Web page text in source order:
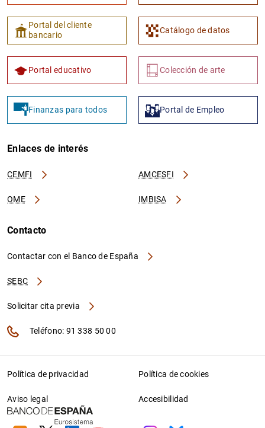
Portal del cliente
bancario
Catálogo de datos
Portal educativo Colección de arte
Finanzas para todos Portal de Empleo
Enlaces de interés
CEMFI AMCESFI
OME IMBISA
Contacto
Contactar con el Banco de España
SEBC
Solicitar cita previa
Teléfono: 91 338 50 00
Política de privacidad Política de cookies
Aviso legal Accesibilidad